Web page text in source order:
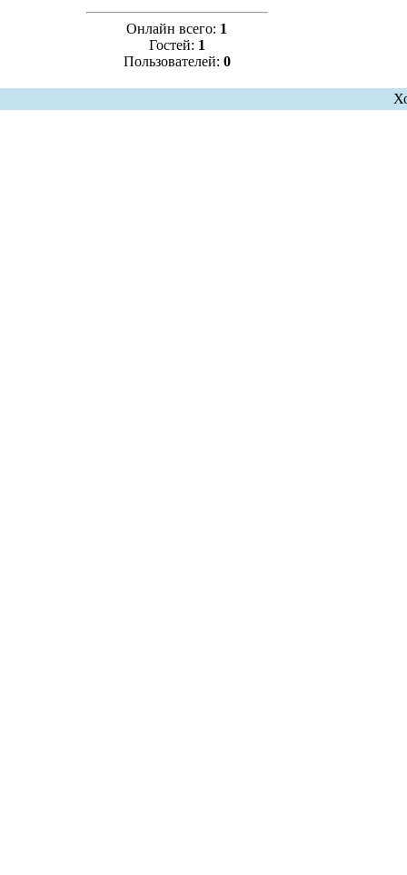
Онлайн всего: 1
Гостей: 1
Пользователей: 0